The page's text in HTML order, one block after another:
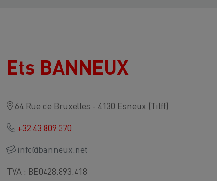
Ets BANNEUX
64 Rue de Bruxelles - 4130 Esneux (Tilff)
+32 43 809 370
info@banneux.net
TVA : BE0428.893.418